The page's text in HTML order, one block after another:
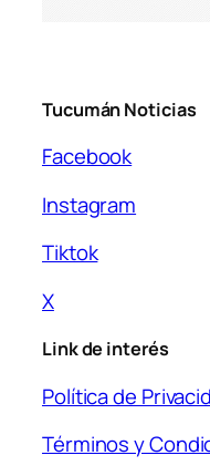
Tucumán Noticias
Facebook
Instagram
Tiktok
X
Link de interés
Política de
Términos y